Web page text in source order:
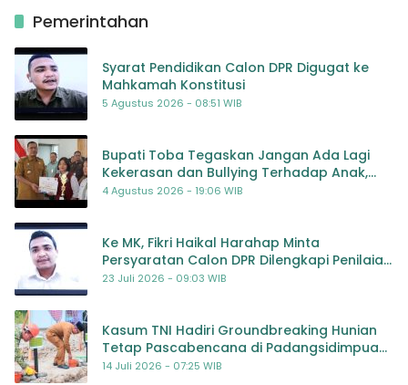
Pemerintahan
Syarat Pendidikan Calon DPR Digugat ke
Mahkamah Konstitusi
5 Agustus 2026 - 08:51 WIB
Bupati Toba Tegaskan Jangan Ada Lagi
Kekerasan dan Bullying Terhadap Anak,
Dorong Kolaborasi Seluruh Pihak
4 Agustus 2026 - 19:06 WIB
Ke MK, Fikri Haikal Harahap Minta
Persyaratan Calon DPR Dilengkapi Penilaian
Kompetensi
23 Juli 2026 - 09:03 WIB
Kasum TNI Hadiri Groundbreaking Hunian
Tetap Pascabencana di Padangsidimpuan,
Harapan Baru bagi Penyintas
14 Juli 2026 - 07:25 WIB